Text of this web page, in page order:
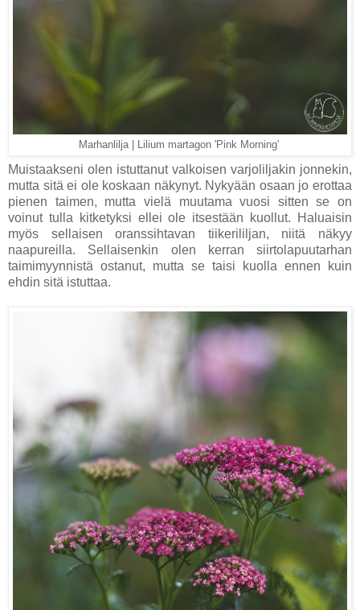
Marhanlilja | Lilium martagon 'Pink Morning'
Muistaakseni olen istuttanut valkoisen varjoliljakin jonnekin,
mutta sitä ei ole koskaan näkynyt. Nykyään osaan jo erottaa
pienen taimen, mutta vielä muutama vuosi sitten se on
voinut tulla kitketyksi ellei ole itsestään kuollut. Haluaisin
myös sellaisen oranssihtavan tiikerililjan, niitä näkyy
naapureilla. Sellaisenkin olen kerran siirtolapuutarhan
taimimyynnistä ostanut, mutta se taisi kuolla ennen kuin
ehdin sitä istuttaa.